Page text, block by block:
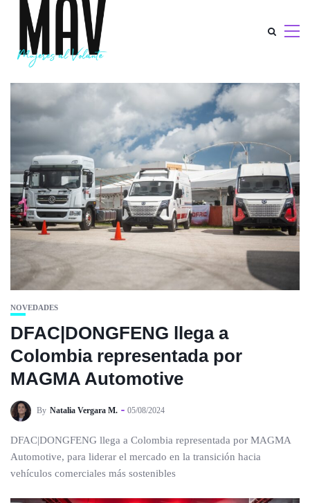
NOVEDADES
DFAC|DONGFENG llega a
Colombia representada por
MAGMA Automotive
By Natalia Vergara M. 05/08/2024
DFAC|DONGFENG llega a Colombia representada por MAGMA
Automotive, para liderar el mercado en la transición hacia
vehículos comerciales más sostenibles